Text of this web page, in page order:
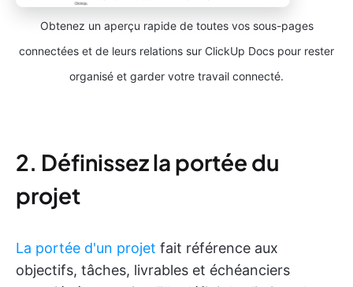
Obtenez un aperçu rapide de toutes vos sous-pages
connectées et de leurs relations sur ClickUp Docs pour rester
organisé et garder votre travail connecté.
2. Définissez la portée du
projet
La portée d'un projet fait référence aux
objectifs, tâches, livrables et échéanciers